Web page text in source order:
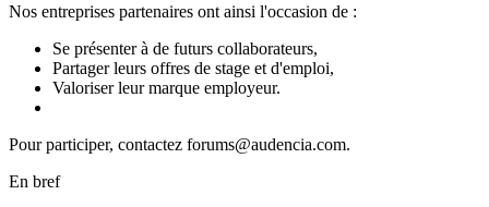
Nos entreprises partenaires ont ainsi l'occasion de :
Se présenter à de futurs collaborateurs,
Partager leurs offres de stage et d'emploi,
Valoriser leur marque employeur.
Pour participer, contactez forums@audencia.com.
En bref